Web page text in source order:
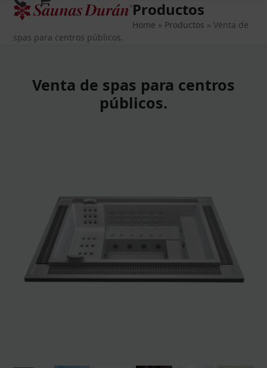
Skip
Open
menu
Close
menu
Productos
Home » Productos »Venta de
spas para centros públicos.
Venta de spas para centros
públicos.